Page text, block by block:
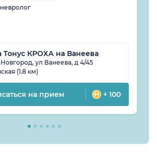
невролог
Тонус КРОХА на Ванеева
ул Ванеева, д 4/45
(1.8 км)
на прием + 100